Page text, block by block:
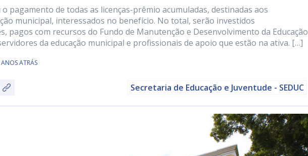
pagamento de todas as licenças-prêmio acumuladas, destinadas aos
municipal, interessados no benefício. No total, serão investidos
pagos com recursos do Fundo de Manutenção e Desenvolvimento da Educação
da educação municipal e profissionais de apoio que estão na ativa. […]
ATRÁS
Secretaria de Educação e Juventude - SEDUC